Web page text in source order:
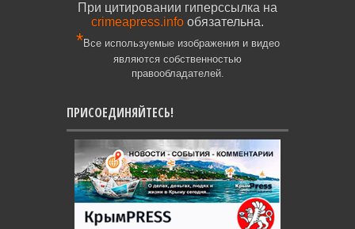
При цитировании гиперссылка на
crimeapress.info обязательна.
*Все используемые изображения и видео
являются собственностью
правообладателей.
ПРИСОЕДИНЯЙТЕСЬ!